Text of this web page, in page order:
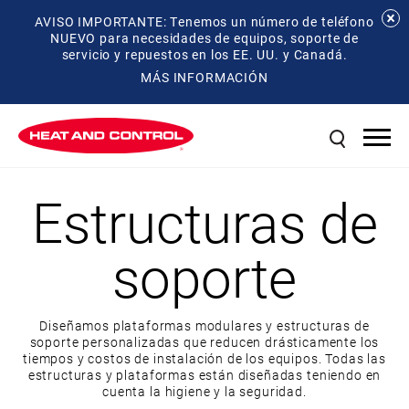
AVISO IMPORTANTE: Tenemos un número de teléfono
NUEVO para necesidades de equipos, soporte de
servicio y repuestos en los EE. UU. y Canadá.
MÁS INFORMACIÓN
Estructuras de
soporte
Diseñamos plataformas modulares y estructuras de
soporte personalizadas que reducen drásticamente los
tiempos y costos de instalación de los equipos. Todas las
estructuras y plataformas están diseñadas teniendo en
cuenta la higiene y la seguridad.